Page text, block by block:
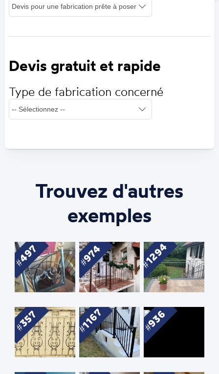
Devis gratuit et rapide
Type de fabrication concerné
Trouvez d'autres
exemples
497 974 1294
357 1167 936